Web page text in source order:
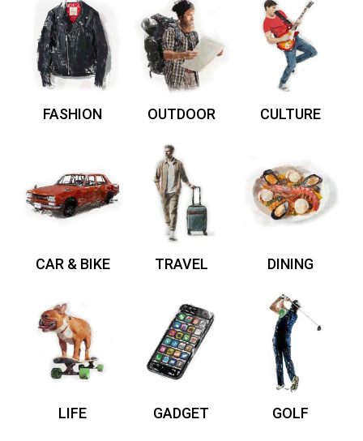
FASHION OUTDOOR CULTURE
CAR & BIKE TRAVEL DINING
LIFE GADGET GOLF